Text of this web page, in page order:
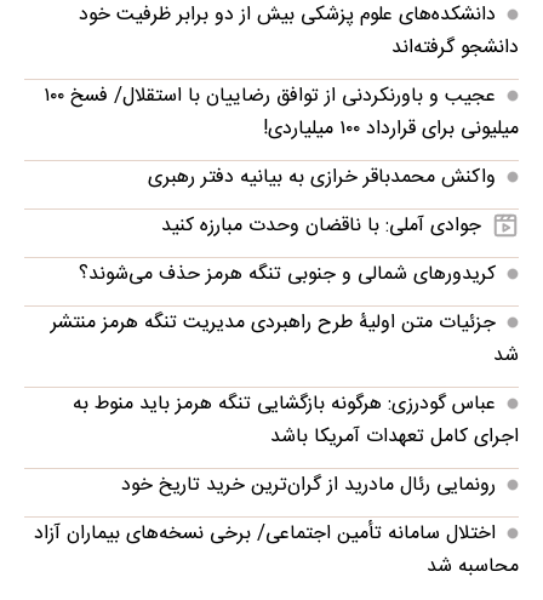
دانشکده‌های علوم پزشکی بیش از دو برابر ظرفیت خود
دانشجو گرفته‌اند
عجیب و باورنکردنی از توافق رضاییان با استقلال/ فسخ ۱۰۰
میلیونی برای قرارداد ۱۰۰ میلیاردی!
واکنش محمدباقر خرازی به بیانیه دفتر رهبری
جوادی آملی: با ناقضان وحدت مبارزه کنید
کریدورهای شمالی و جنوبی تنگه هرمز حذف می‌شوند؟
جزئیات متن اولیۀ طرح راهبردی مدیریت تنگه هرمز منتشر
شد
عباس گودرزی: هرگونه بازگشایی تنگه هرمز باید منوط به
اجرای کامل تعهدات آمریکا باشد
رونمایی رئال مادرید از گران‌ترین خرید تاریخ خود
اختلال سامانه تأمین اجتماعی/ برخی نسخه‌های بیماران آزاد
محاسبه شد